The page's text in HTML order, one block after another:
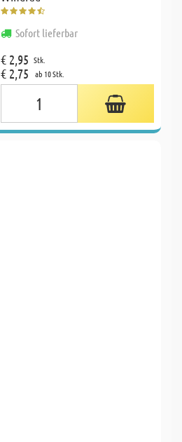
Sofort lieferbar
€ 2,95 Stk.
€ 2,75 ab 10 Stk.